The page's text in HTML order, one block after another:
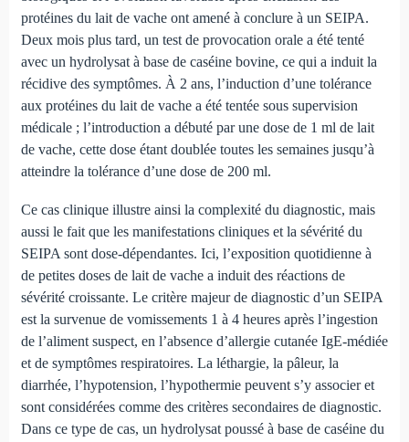
protéines du lait de vache ont amené à conclure à un SEIPA.
Deux mois plus tard, un test de provocation orale a été tenté
avec un hydrolysat à base de caséine bovine, ce qui a induit la
récidive des symptômes. À 2 ans, l’induction d’une tolérance
aux protéines du lait de vache a été tentée sous supervision
médicale ; l’introduction a débuté par une dose de 1 ml de lait
de vache, cette dose étant doublée toutes les semaines jusqu’à
atteindre la tolérance d’une dose de 200 ml.
Ce cas clinique illustre ainsi la complexité du diagnostic, mais
aussi le fait que les manifestations cliniques et la sévérité du
SEIPA sont dose-dépendantes. Ici, l’exposition quotidienne à
de petites doses de lait de vache a induit des réactions de
sévérité croissante. Le critère majeur de diagnostic d’un SEIPA
est la survenue de vomissements 1 à 4 heures après l’ingestion
de l’aliment suspect, en l’absence d’allergie cutanée IgE-médiée
et de symptômes respiratoires. La léthargie, la pâleur, la
diarrhée, l’hypotension, l’hypothermie peuvent s’y associer et
sont considérées comme des critères secondaires de diagnostic.
Dans ce type de cas, un hydrolysat poussé à base de caséine du